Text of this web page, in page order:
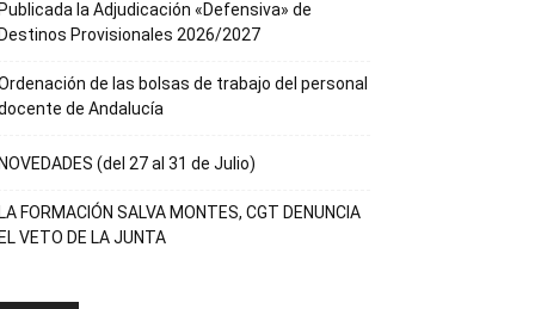
la Adjudicación «Defensiva» de
Provisionales 2026/2027
de las bolsas de trabajo del personal
de Andalucía
(del 27 al 31 de Julio)
FORMACIÓN SALVA MONTES, CGT DENUNCIA
VETO DE LA JUNTA